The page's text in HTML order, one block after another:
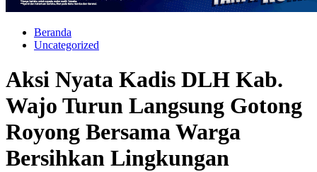
Beranda
Uncategorized
Aksi Nyata Kadis DLH Kab.
Wajo Turun Langsung Gotong
Royong Bersama Warga
Bersihkan Lingkungan